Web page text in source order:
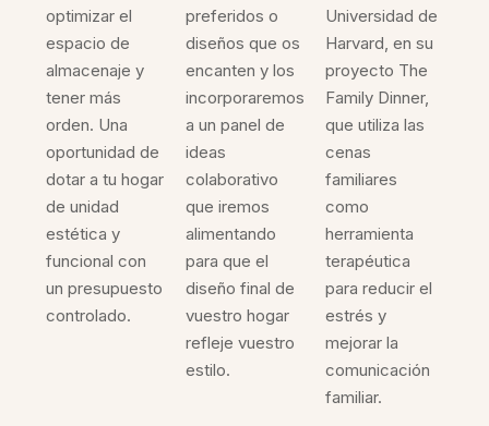
optimizar el
espacio de
almacenaje y
tener más
orden. Una
oportunidad de
dotar a tu hogar
de unidad
estética y
funcional con
un presupuesto
controlado.
preferidos o
diseños que os
encanten y los
incorporaremos
a un panel de
ideas
colaborativo
que iremos
alimentando
para que el
diseño final de
vuestro hogar
refleje vuestro
estilo.
Universidad de
Harvard, en su
proyecto The
Family Dinner,
que utiliza las
cenas
familiares
como
herramienta
terapéutica
para reducir el
estrés y
mejorar la
comunicación
familiar.